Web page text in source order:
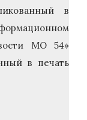
в
МО 54»
в печать